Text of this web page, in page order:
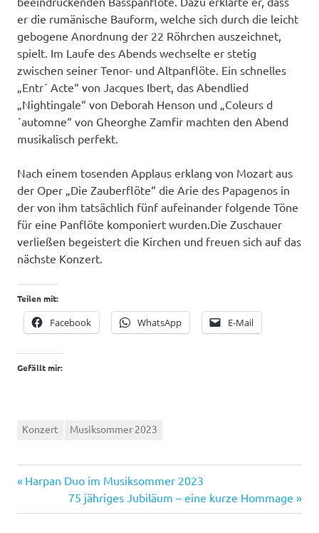
er die rumänische Bauform, welche sich durch die leicht
gebogene Anordnung der 22 Röhrchen auszeichnet,
spielt. Im Laufe des Abends wechselte er stetig
zwischen seiner Tenor- und Altpanflöte. Ein schnelles
„Entr´ Acte“ von Jacques Ibert, das Abendlied
„Nightingale“ von Deborah Henson und „Coleurs d
´automne“ von Gheorghe Zamfir machten den Abend
musikalisch perfekt.
Nach einem tosenden Applaus erklang von Mozart aus
der Oper „Die Zauberflöte“ die Arie des Papagenos in
der von ihm tatsächlich fünf aufeinander folgende Töne
für eine Panflöte komponiert wurden.Die Zuschauer
verließen begeistert die Kirchen und freuen sich auf das
nächste Konzert.
Teilen mit:
Facebook WhatsApp E-Mail
Gefällt mir:
Konzert Musiksommer 2023
Beitragsnavigation
Vorheriger
Harpan Duo im Musiksommer 2023
Nächster
Beitrag:
75 jähriges Jubiläum – eine kurze Hommage